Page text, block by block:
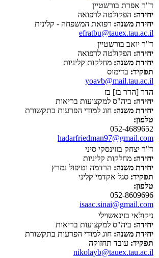
ד"ר אפרת בורשטיין
יחידה: הפקולטה לרפואה
יחידת משנה: רפואת המשפחה - קלינית
efratbu@tauex.tau.ac.il
ד"ר יואב בורשטיין
יחידה: הפקולטה לרפואה
יחידת משנה: מחלקות קליניות
תפקיד: בדימוס
yoavb@mail.tau.ac.il
הדר [הדר בז] בז
יחידה: ביה"ס למקצועות בריאות
יחידת משנה: חוג למודי הפרעות בתקשורת
טלפון:
052-4689652
hadarfriedman97@gmail.com
ד"ר יצחק בזזינסקי סיני
יחידה: מחלקות קליניות
יחידת משנה: הרדמה וטיפול נמרץ
תפקיד: סגל אקדמי קליני
טלפון:
052-8609696
isaac.sinai@gmail.com
ניקולאי בזינאשוילי
יחידה: ביה"ס למקצועות בריאות
יחידת משנה: חוג למודי הפרעות בתקשורת
תפקיד: עובד תחזוקה
nikolayb@tauex.tau.ac.il